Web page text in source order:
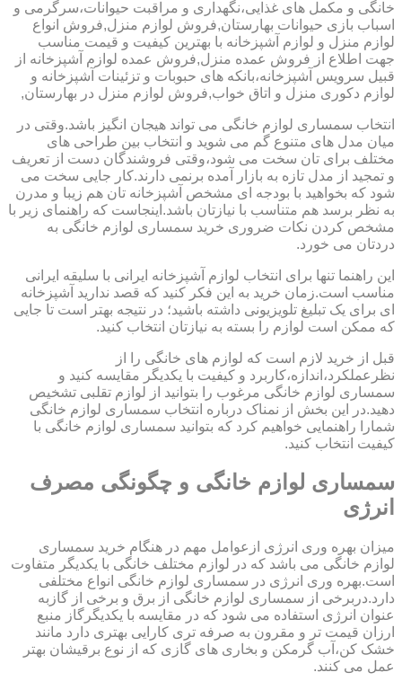
خانگی و مکمل های غذایی،نگهداری و مراقبت حیوانات،سرگرمی و
اسباب بازی حیوانات بهارستان,فروش لوازم منزل,فروش انواع
لوازم منزل و لوازم آشپزخانه با بهترین کیفیت و قیمت مناسب
جهت اطلاع از فروش عمده منزل,فروش عمده لوازم آشپزخانه از
قبیل سرویس آشپزخانه،بانکه های حبوبات و تزئینات آشپزخانه و
لوازم دکوری منزل و اتاق خواب,فروش لوازم منزل در بهارستان,
انتخاب سمساری لوازم خانگی می تواند هیجان انگیز باشد.وقتی در
میان مدل های متنوع گم می شوید و انتخاب بین طراحی های
مختلف برای تان سخت می شود،وقتی فروشندگان دست از تعریف
و تمجید از مدل تازه به بازار آمده برنمی دارند.کار جایی سخت می
شود که بخواهید با بودجه ای مشخص آشپزخانه تان هم زیبا و مدرن
به نظر برسد هم متناسب با نیازتان باشد.اینجاست که راهنمای زیر با
مشخص کردن نکات ضروری خرید سمساری لوازم خانگی به
دردتان می خورد.
این راهنما تنها برای انتخاب لوازم آشپزخانه ایرانی با سلیقه ایرانی
مناسب است.زمان خرید به این فکر کنید که قصد ندارید آشپزخانه
ای برای یک تبلیغ تلویزیونی داشته باشید؛ در نتیجه بهتر است تا جایی
که ممکن است لوازم را بسته به نیازتان انتخاب کنید.
قبل از خرید لازم است که لوازم های خانگی را از
نظرعملکرد،اندازه،کاربرد و کیفیت با یکدیگر مقایسه کنید و
سمساری لوازم خانگی مرغوب را بتوانید از لوازم تقلبی تشخیص
دهید.در این بخش از نمناک درباره انتخاب سمساری لوازم خانگی
شمارا راهنمایی خواهیم کرد که بتوانید سمساری لوازم خانگی با
کیفیت انتخاب کنید.
سمساری لوازم خانگی و چگونگی مصرف
انرژی
میزان بهره وری انرژی ازعوامل مهم در هنگام خرید سمساری
لوازم خانگی می باشد که در لوازم مختلف خانگی با یکدیگر متفاوت
است.بهره وری انرژی در سمساری لوازم خانگی انواع مختلفی
دارد.دربرخی از سمساری لوازم خانگی از برق و برخی از گازبه
عنوان انرژی استفاده می شود که در مقایسه با یکدیگرگاز منبع
ارزان قیمت تر و مقرون به صرفه تری کارایی بهتری دارد مانند
خشک کن،آب گرمکن و بخاری های گازی که از نوع برقیشان بهتر
عمل می کنند.